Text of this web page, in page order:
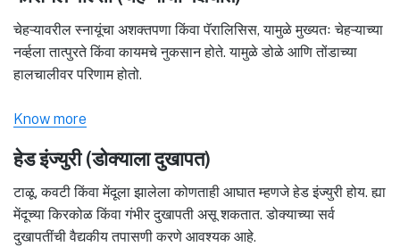
चेहऱ्यावरील स्नायूंचा अशक्तपणा किंवा पॅरालिसिस, यामुळे मुख्यतः चेहऱ्याच्या
नर्व्हला तात्पुरते किंवा कायमचे नुकसान होते. यामुळे डोळे आणि तोंडाच्या
हालचालीवर परिणाम होतो.
Know more
हेड इंज्युरी (डोक्याला दुखापत)
टाळू, कवटी किंवा मेंदूला झालेला कोणताही आघात म्हणजे हेड इंज्युरी होय. ह्या
मेंदूच्या किरकोळ किंवा गंभीर दुखापती असू शकतात. डोक्याच्या सर्व
दुखापतींची वैद्यकीय तपासणी करणे आवश्यक आहे.